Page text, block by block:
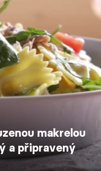
makrelou
a připravený